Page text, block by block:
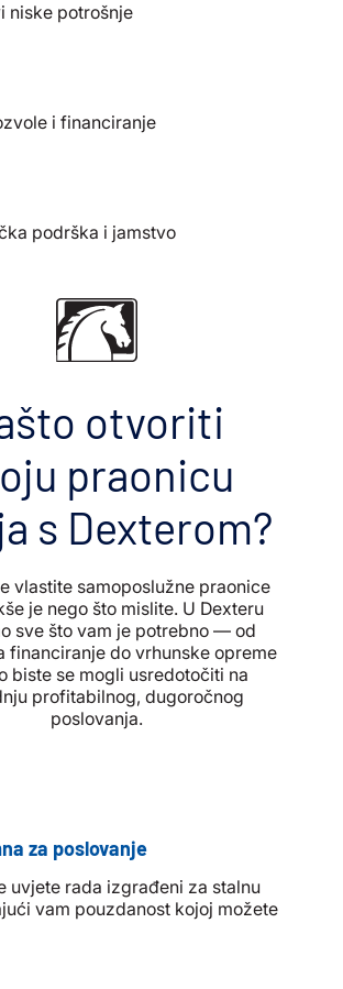
niske potrošnje
i financiranje
podrška i jamstvo
otvoriti
praonicu
s Dexterom?
vlastite samoposlužne praonice
je nego što mislite. U Dexteru
sve što vam je potrebno — od
financiranje do vrhunske opreme
biste se mogli usredotočiti na
profitabilnog, dugoročnog
poslovanja.
za poslovanje
uvjete rada izgrađeni za stalnu
vam pouzdanost kojoj možete